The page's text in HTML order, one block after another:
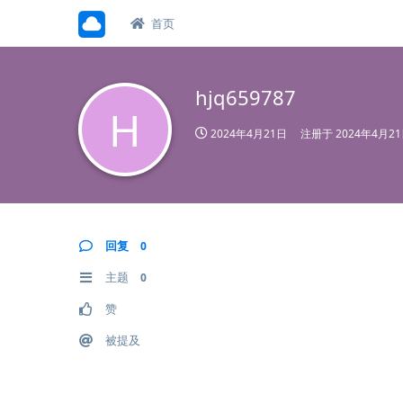
首页
H
hjq659787
2024年4月21日 注册于2024年4月21
回复 0
主题 0
赞
被提及